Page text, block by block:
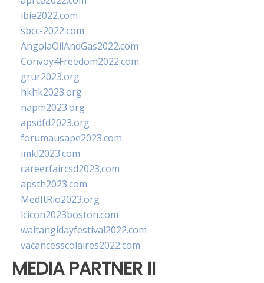
ibie2022.com
sbcc-2022.com
AngolaOilAndGas2022.com
Convoy4Freedom2022.com
grur2023.org
hkhk2023.org
napm2023.org
apsdfd2023.org
forumausape2023.com
imkl2023.com
careerfaircsd2023.com
apsth2023.com
MedItRio2023.org
lcicon2023boston.com
waitangidayfestival2022.com
vacancesscolaires2022.com
MEDIA PARTNER II